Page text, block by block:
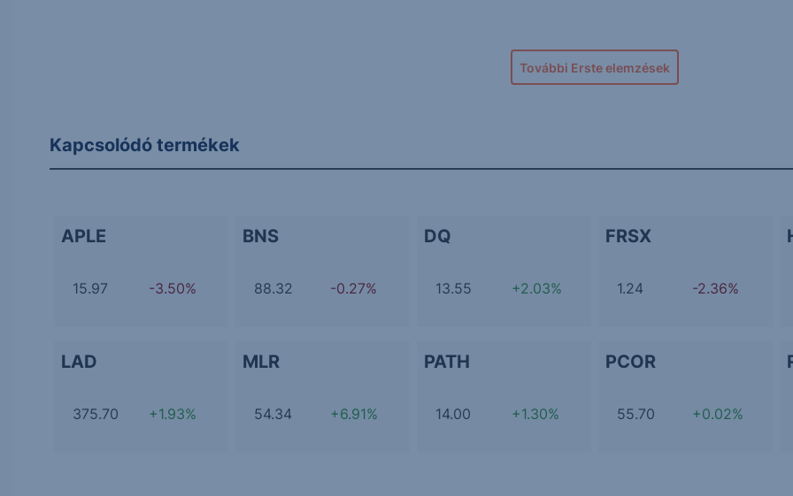
További Erste elemzések
Kapcsolódó termékek
APLE
15.97 -3.50%
BNS
88.32 -0.27%
DQ
13.55 +2.03%
FRSX
1.24 -2.36%
LAD
375.70 +1.93%
MLR
54.34 +6.91%
PATH
14.00 +1.30%
PCOR
55.70 +0.02%